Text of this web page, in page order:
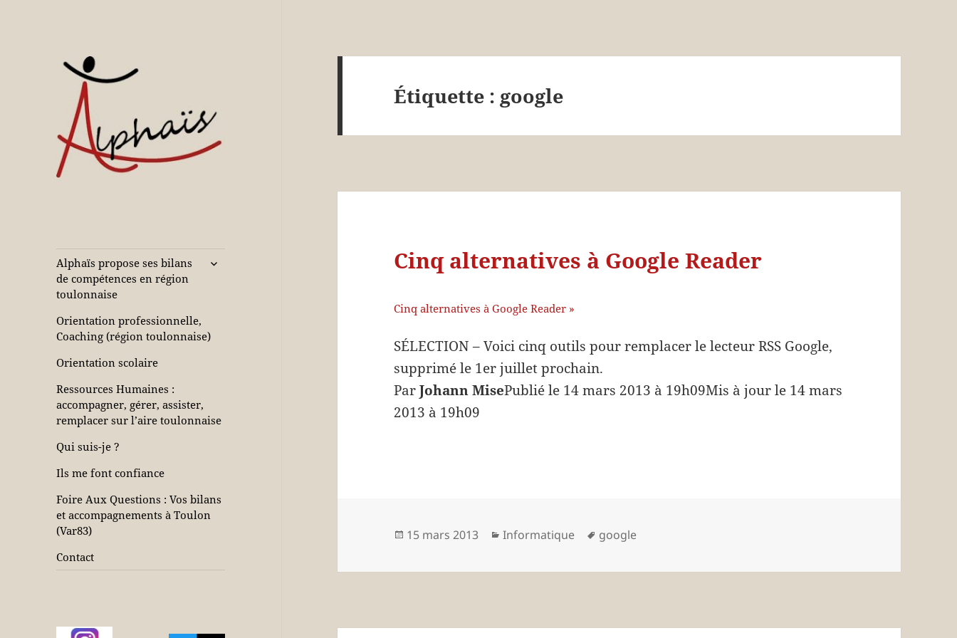
compétences et
orientations
adultes et jeunes
Alphaïs propose ses bilans
de compétences en région
toulonnaise
ouvrir
Orientation professionnelle,
Coaching (région toulonnaise)
Orientation scolaire
Ressources Humaines :
accompagner, gérer, assister,
remplacer sur l’aire toulonnaise
Qui suis-je ?
Ils me font confiance
Foire Aux Questions : Vos bilans
et accompagnements à Toulon
(Var83)
Contact
Étiquette : google
Cinq alternatives à Google Reader
Cinq alternatives à Google Reader »
SÉLECTION – Voici cinq outils pour remplacer le lecteur RSS Google,
supprimé le 1er juillet prochain.
ParJohann MisePublié le 14 mars 2013 à 19h09Mis à jour le 14 mars
2013 à 19h09
Publié
15 mars 2013 Catégories
Informatique
Mots-
google